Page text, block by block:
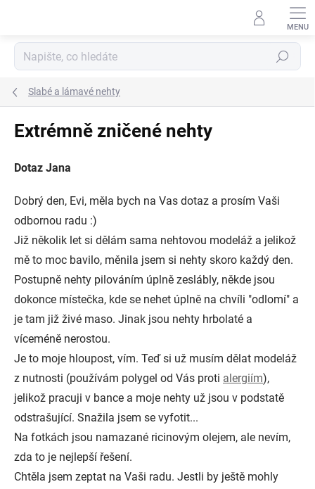
Hledat
Slabé a lámavé nehty
Extrémně zničené nehty
Dotaz Jana
Dobrý den, Evi, měla bych na Vas dotaz a prosím Vaši
odbornou radu :)
Již několik let si dělám sama nehtovou modeláž a jelikož
mě to moc bavilo, měnila jsem si nehty skoro každý den.
Postupně nehty pilováním úplně zeslábly, někde jsou
dokonce místečka, kde se nehet úplně na chvíli "odlomí" a
je tam již živé maso. Jinak jsou nehty hrbolaté a
víceméně nerostou.
Je to moje hloupost, vím. Teď si už musím dělat modeláž
z nutnosti (používám polygel od Vás proti alergiím),
jelikož pracuji v bance a moje nehty už jsou v podstatě
odstrašující. Snažila jsem se vyfotit...
Na fotkách jsou namazané ricinovým olejem, ale nevím,
zda to je nejlepší řešení.
Chtěla jsem zeptat na Vaši radu. Jestli by ještě mohly